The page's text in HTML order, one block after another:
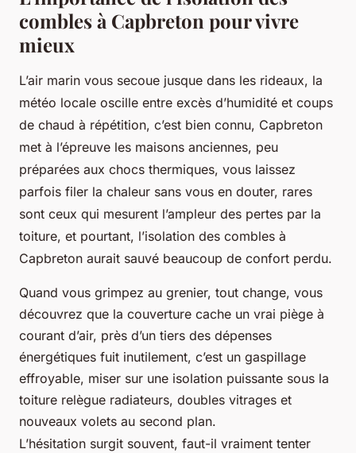
combles à Capbreton pour vivre
mieux
L’air marin vous secoue jusque dans les rideaux, la
météo locale oscille entre excès d’humidité et coups
de chaud à répétition, c’est bien connu, Capbreton
met à l’épreuve les maisons anciennes, peu
préparées aux chocs thermiques, vous laissez
parfois filer la chaleur sans vous en douter, rares
sont ceux qui mesurent l’ampleur des pertes par la
toiture, et pourtant, l’isolation des combles à
Capbreton aurait sauvé beaucoup de confort perdu.
Quand vous grimpez au grenier, tout change, vous
découvrez que la couverture cache un vrai piège à
courant d’air, près d’un tiers des dépenses
énergétiques fuit inutilement, c’est un gaspillage
effroyable, miser sur une isolation puissante sous la
toiture relègue radiateurs, doubles vitrages et
nouveaux volets au second plan.
L’hésitation surgit souvent, faut-il vraiment tenter